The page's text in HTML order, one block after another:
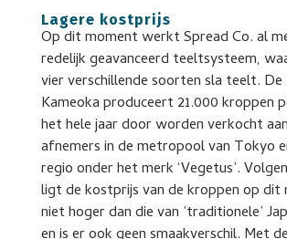
Lagere kostprijs
Op dit moment werkt Spread Co. al
redelijk geavanceerd teeltsysteem,
vier verschillende soorten sla teelt.
Kameoka produceert 21.000 kroppen
het hele jaar door worden verkocht
afnemers in de metropool van Tokyo
regio onder het merk ‘Vegetus’.
ligt de kostprijs van de kroppen op dit
niet hoger dan die van ’traditionele’